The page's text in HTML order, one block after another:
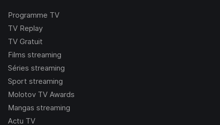
Programme TV
TV Replay
TV Gratuit
Films streaming
Séries streaming
Sport streaming
Molotov TV Awards
Mangas streaming
Actu TV